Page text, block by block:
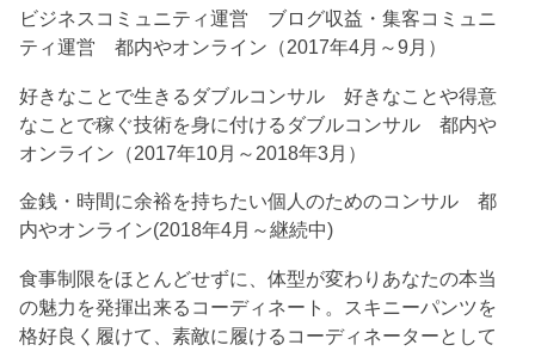
ビジネスコミュニティ運営 ブログ収益・集客コミュニ
ティ運営 都内やオンライン（2017年4月～9月）
好きなことで生きるダブルコンサル 好きなことや得意
なことで稼ぐ技術を身に付けるダブルコンサル 都内や
オンライン（2017年10月～2018年3月）
金銭・時間に余裕を持ちたい個人のためのコンサル 都
内やオンライン(2018年4月～継続中)
食事制限をほとんどせずに、体型が変わりあなたの本当
の魅力を発揮出来るコーディネート。スキニーパンツを
格好良く履けて、素敵に履けるコーディネーターとして